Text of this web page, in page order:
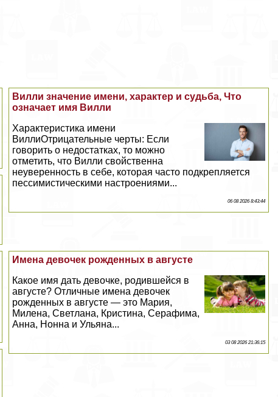
Вилли значение имени, хаpaктер и судьба, Что
означает имя Вилли
Хаpaктеристика имени
ВиллиОтрицательные черты: Если
говорить о недостатках, то можно
отметить, что Вилли свойственна
неуверенность в себе, которая часто подкрепляется
пессимистическими настроениями...
06 08 2026 8:43:44
Имена девочек рожденных в августе
Какое имя дать дeвoчке, родившейся в
августе? Отличные имена девочек
рожденных в августе — это Мария,
Милена, Светлана, Кристина, Серафима,
Анна, Нонна и Ульяна...
03 08 2026 21:36:15